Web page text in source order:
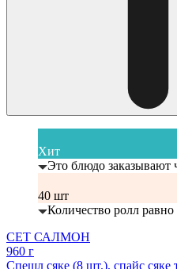
Хит
Это блюдо заказывают
40 шт
Количество ролл равно
СЕТ САЛМОН
960 г
Спешл сяке (8 шт.), спайс